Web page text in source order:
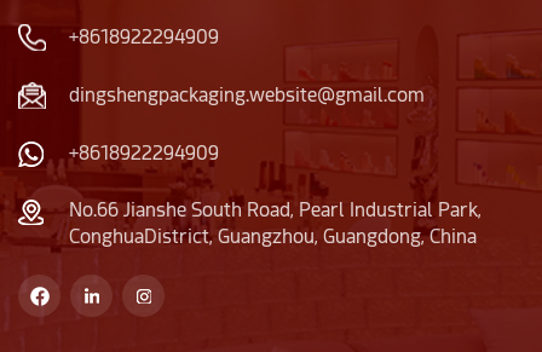
+8618922294909
dingshengpackaging.website@gmail.com
+8618922294909
No.66 Jianshe South Road, Pearl Industrial Park,
ConghuaDistrict, Guangzhou, Guangdong, China